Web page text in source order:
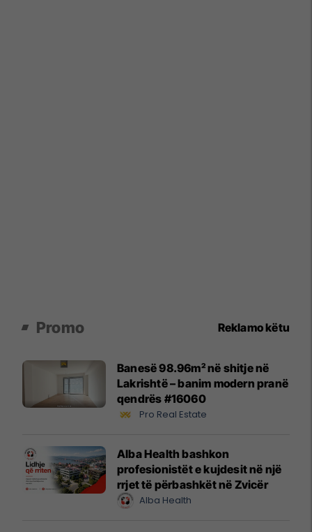
Promo Reklamo këtu
Banesë 98.96m² në shitje në
Lakrishtë – banim modern pranë
qendrës #16060
Pro Real Estate
Alba Health bashkon
profesionistët e kujdesit në një
rrjet të përbashkët në Zvicër
Alba Health